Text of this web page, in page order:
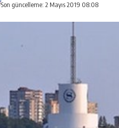
Son güncelleme: 2 Mayıs 2019 08:08